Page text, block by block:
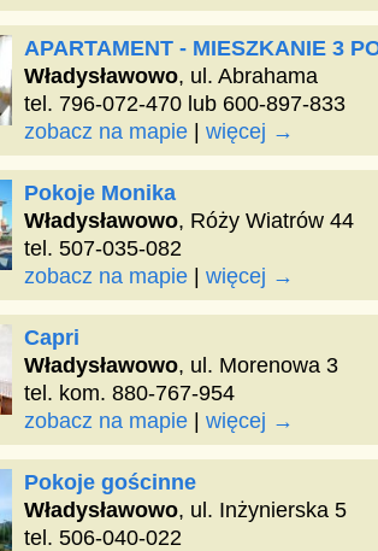
APARTAMENT - MIESZKANIE 3
Władysławowo, ul. Abrahama
tel. 796-072-470 lub 600-897-833
zobacz na mapie| więcej →
Pokoje Monika
Władysławowo, Róży Wiatrów 44
tel. 507-035-082
zobacz na mapie| więcej →
Capri
Władysławowo, ul. Morenowa 3
tel. kom. 880-767-954
zobacz na mapie| więcej →
Pokoje gościnne
Władysławowo, ul. Inżynierska 5
tel. 506-040-022